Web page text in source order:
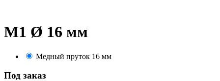
М1 Ø 16 мм
Медный пруток 16 мм
Под заказ